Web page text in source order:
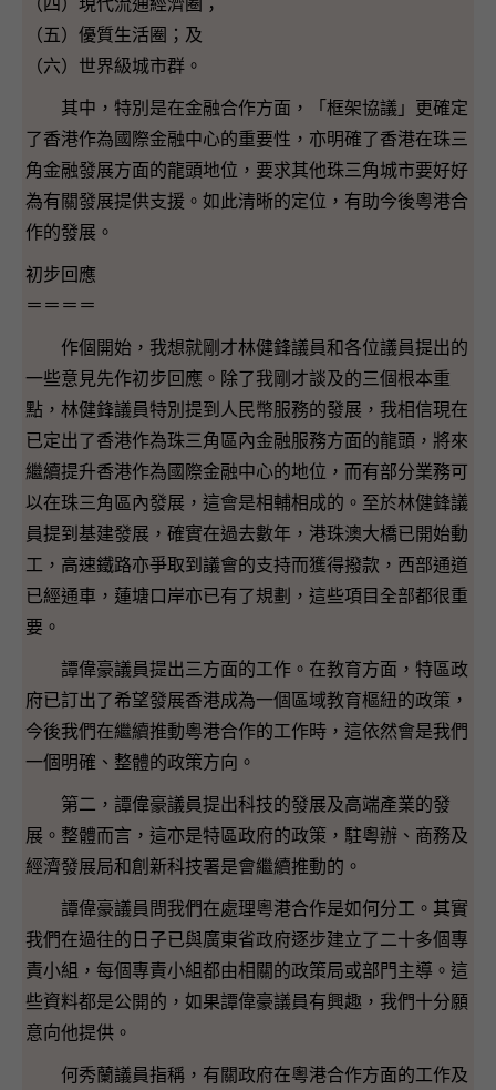
（四）現代流通經濟圈；
（五）優質生活圈；及
（六）世界級城市群。
其中，特別是在金融合作方面，「框架協議」更確定
了香港作為國際金融中心的重要性，亦明確了香港在珠三
角金融發展方面的龍頭地位，要求其他珠三角城市要好好
為有關發展提供支援。如此清晰的定位，有助今後粵港合
作的發展。
初步回應
＝＝＝＝
作個開始，我想就剛才林健鋒議員和各位議員提出的
一些意見先作初步回應。除了我剛才談及的三個根本重
點，林健鋒議員特別提到人民幣服務的發展，我相信現在
已定出了香港作為珠三角區內金融服務方面的龍頭，將來
繼續提升香港作為國際金融中心的地位，而有部分業務可
以在珠三角區內發展，這會是相輔相成的。至於林健鋒議
員提到基建發展，確實在過去數年，港珠澳大橋已開始動
工，高速鐵路亦爭取到議會的支持而獲得撥款，西部通道
已經通車，蓮塘口岸亦已有了規劃，這些項目全部都很重
要。
譚偉豪議員提出三方面的工作。在教育方面，特區政
府已訂出了希望發展香港成為一個區域教育樞紐的政策，
今後我們在繼續推動粵港合作的工作時，這依然會是我們
一個明確、整體的政策方向。
第二，譚偉豪議員提出科技的發展及高端產業的發
展。整體而言，這亦是特區政府的政策，駐粵辦、商務及
經濟發展局和創新科技署是會繼續推動的。
譚偉豪議員問我們在處理粵港合作是如何分工。其實
我們在過往的日子已與廣東省政府逐步建立了二十多個專
責小組，每個專責小組都由相關的政策局或部門主導。這
些資料都是公開的，如果譚偉豪議員有興趣，我們十分願
意向他提供。
何秀蘭議員指稱，有關政府在粵港合作方面的工作及